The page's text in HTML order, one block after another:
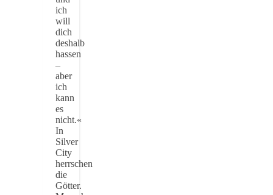
ich
will
dich
deshalb
hassen
–
aber
ich
kann
es
nicht.«
In
Silver
City
herrschen
die
Götter.